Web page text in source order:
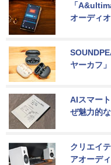
「
オーディ
ヤーカフ
AIスマー
ぜ魅力的
クリエイ
アオーデ